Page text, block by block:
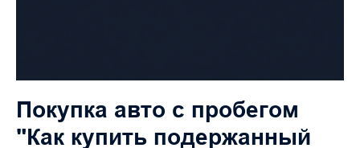
Покупка авто с пробегом
"Как купить подержанный